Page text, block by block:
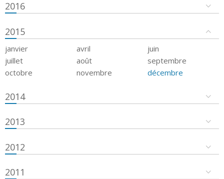
2016
2015
janvier avril
juin
juillet
août
septembre
octobre
novembre décembre
2014
2013
2012
2011